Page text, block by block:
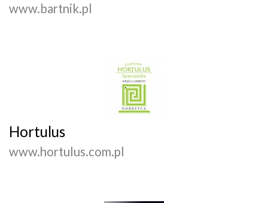
www.bartnik.pl
Hortulus
www.hortulus.com.pl